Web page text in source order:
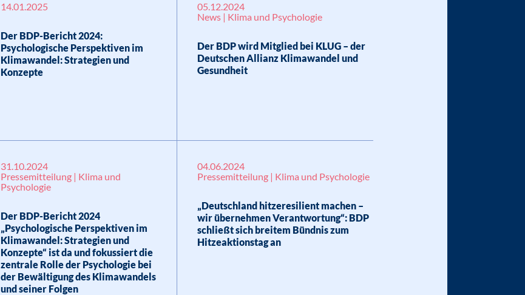
14.01.2025
Der BDP-Bericht 2024:
Psychologische Perspektiven im
Klimawandel: Strategien und
Konzepte
05.12.2024
News | Klima und Psychologie
Der BDP wird Mitglied bei KLUG – der
Deutschen Allianz Klimawandel und
Gesundheit
31.10.2024
Pressemitteilung | Klima und
Psychologie
Der BDP-Bericht 2024
„Psychologische Perspektiven im
Klimawandel: Strategien und
Konzepte“ ist da und fokussiert die
zentrale Rolle der Psychologie bei
der Bewältigung des Klimawandels
und seiner Folgen
04.06.2024
Pressemitteilung | Klima und Psychologie
„Deutschland hitzeresilient machen –
wir übernehmen Verantwortung“: BDP
schließt sich breitem Bündnis zum
Hitzeaktionstag an